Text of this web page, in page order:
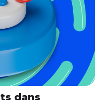
dans